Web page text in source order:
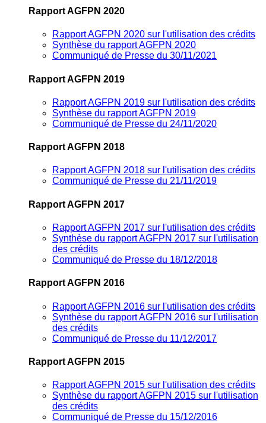
Rapport AGFPN 2020
Rapport AGFPN 2020 sur l'utilisation des crédits
Synthèse du rapport AGFPN 2020
Communiqué de Presse du 30/11/2021
Rapport AGFPN 2019
Rapport AGFPN 2019 sur l'utilisation des crédits
Synthèse du rapport AGFPN 2019
Communiqué de Presse du 24/11/2020
Rapport AGFPN 2018
Rapport AGFPN 2018 sur l'utilisation des crédits
Communiqué de Presse du 21/11/2019
Rapport AGFPN 2017
Rapport AGFPN 2017 sur l'utilisation des crédits
Synthèse du rapport AGFPN 2017 sur l'utilisation
des crédits
Communiqué de Presse du 18/12/2018
Rapport AGFPN 2016
Rapport AGFPN 2016 sur l'utilisation des crédits
Synthèse du rapport AGFPN 2016 sur l'utilisation
des crédits
Communiqué de Presse du 11/12/2017
Rapport AGFPN 2015
Rapport AGFPN 2015 sur l'utilisation des crédits
Synthèse du rapport AGFPN 2015 sur l'utilisation
des crédits
Communiqué de Presse du 15/12/2016